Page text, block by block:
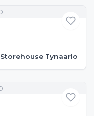
Storehouse Tynaarlo